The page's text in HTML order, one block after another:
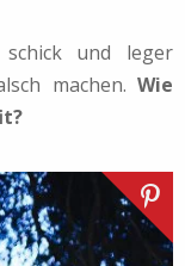
und leger
machen. Wie